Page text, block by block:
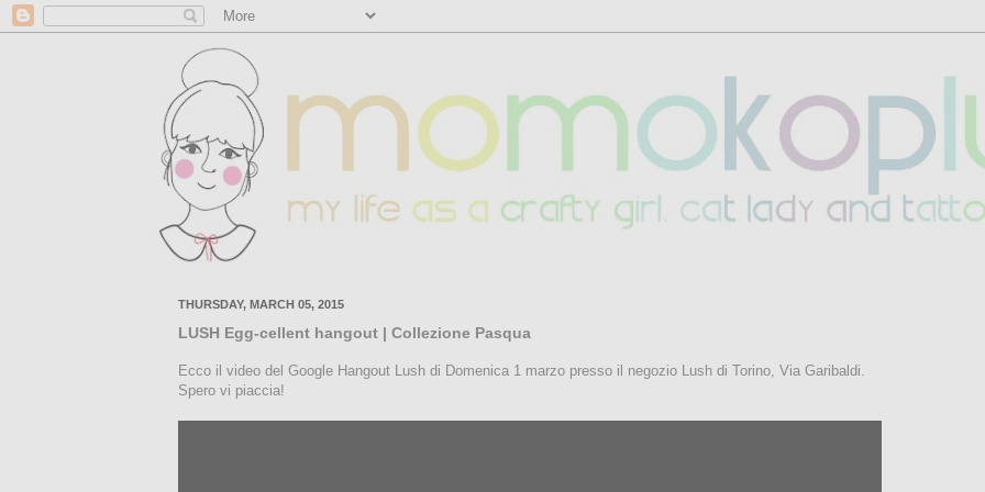
THURSDAY, MARCH 05, 2015
LUSH Egg-cellent hangout | Collezione Pasqua
Ecco il video del Google Hangout Lush di Domenica 1 marzo presso il negozio Lush di Torino, Via Garibaldi.
Spero vi piaccia!